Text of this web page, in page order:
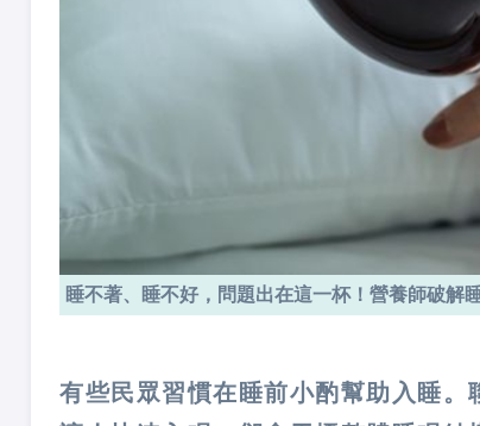
睡不著、睡不好，問題出在這一杯！營養師破解
有些民眾習慣在睡前小酌幫助入睡